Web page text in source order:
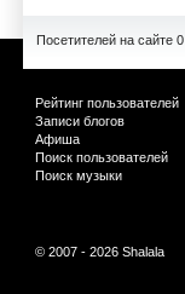
Посетителей на сайте 0
Рейтинг пользователей
Записи блогов
Афиша
Поиск пользователей
Поиск музыки
© 2007 - 2026 Shalala